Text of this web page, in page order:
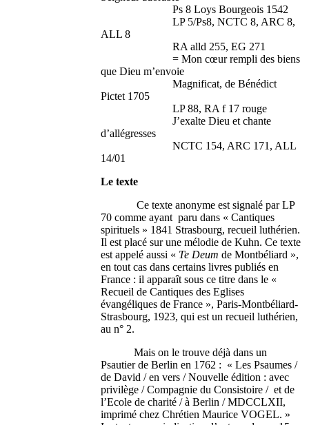
Ps 8 Loys Bourgeois 1542
LP 5/Ps8, NCTC 8, ARC 8,
ALL 8
RA alld 255, EG 271
= Mon cœur rempli des biens
que Dieu m’envoie
Magnificat, de Bénédict
Pictet 1705
LP 88, RA f 17 rouge
J’exalte Dieu et chante
d’allégresses
NCTC 154, ARC 171, ALL
14/01
Le texte
Ce texte anonyme est signalé par LP
70 comme ayant paru dans « Cantiques
spirituels » 1841 Strasbourg, recueil luthérien.
Il est placé sur une mélodie de Kuhn. Ce texte
est appelé aussi « Te Deum de Montbéliard »,
en tout cas dans certains livres publiés en
France : il apparaît sous ce titre dans le «
Recueil de Cantiques des Eglises
évangéliques de France », Paris-Montbéliard-
Strasbourg, 1923, qui est un recueil luthérien,
au n° 2.
Mais on le trouve déjà dans un
Psautier de Berlin en 1762 : « Les Psaumes /
de David / en vers / Nouvelle édition : avec
privilège / Compagnie du Consistoire / et de
l’Ecole de charité / à Berlin / MDCCLXII,
imprimé chez Chrétien Maurice VOGEL. »